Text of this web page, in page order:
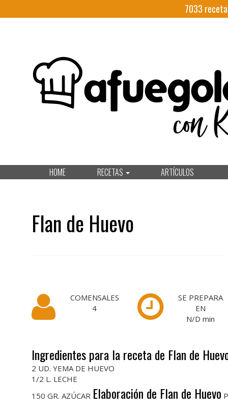
7033
HOME RECETAS ARTÍCULOS
Flan de Huevo
COMENSALES
4
SE PREPARA
EN
N/D min
Ingredientes para la receta de Flan de
2 UD. YEMA DE HUEVO
1/2 L. LECHE
150 GR. AZÚCAR Elaboración de Flan de Huevo